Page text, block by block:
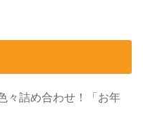
々詰め合わせ！「お年